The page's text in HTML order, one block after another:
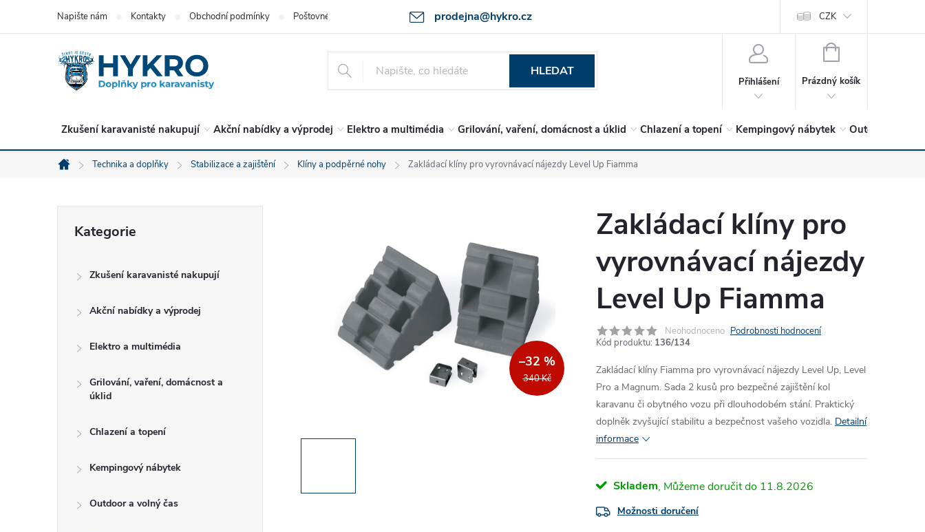
prodejna@hykro.cz
Napište nám Kontakty Obchodní podmínky Poštovné Ochrana osob. údajů - GDPR Postup při reklamaci -jak zboží vrátit? O společnosti Hodnocení obchodu
CZK
HLEDAT
Přihlášení
NÁKUPNÍ
Prázdný košík
Zkušení karavanisté nakupují Akční nabídky a výprodej Elektro a multimédia Grilování, vaření, domácnost a úklid Chlazení a topení Kempingový nábytek Outdoor a
Domů
Technika a doplňky Stabilizace a zajištění Klíny a podpěrné nohy Zakládací klíny pro vyrovnávací nájezdy Level Up Fiamma
kategorie
Kategorie
Zkušení karavanisté nakupují
Akční nabídky a výprodej
Elektro a multimédia
Grilování, vaření, domácnost a
úklid
Chlazení a topení
Kempingový nábytek
Outdoor a volný čas
340 Kč
–32 %
Zakládací klíny pro
vyrovnávací nájezdy
Level Up Fiamma
Neohodnoceno Podrobnosti hodnocení
Kód produktu: 136/134
Zakládací klíny Fiamma pro vyrovnávací nájezdy Level Up, Level
Pro a Magnum. Sada 2 kusů pro bezpečné zajištění kol
karavanu či obytného vozu při dlouhodobém stání. Praktický
doplněk zvyšující stabilitu a bezpečnost vašeho vozidla. Detailní
informace
Skladem 11.8.2026
Možnosti doručení